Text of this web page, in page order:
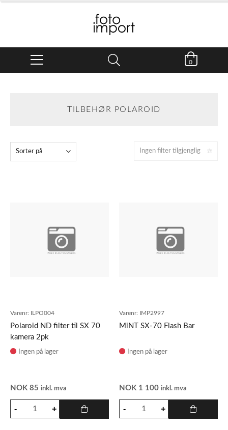
0
TILBEHØR POLAROID
Ingen filter tilgjenglig
Sorter på
Varenr: ILPO004
Polaroid ND filter til SX 70
kamera 2pk
Ingen på lager
NOK 85 inkl. mva
Varenr: IMP2997
MiNT SX-70 Flash Bar
Ingen på lager
NOK 1 100 inkl. mva